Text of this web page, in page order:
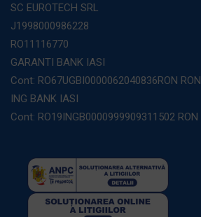
SC EUROTECH SRL
J1998000986228
RO11116770
GARANTI BANK IASI
Cont: RO67UGBI0000062040836RON RON
ING BANK IASI
Cont: RO19INGB0000999909311502 RON